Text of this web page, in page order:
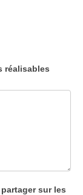
réalisables
sur les